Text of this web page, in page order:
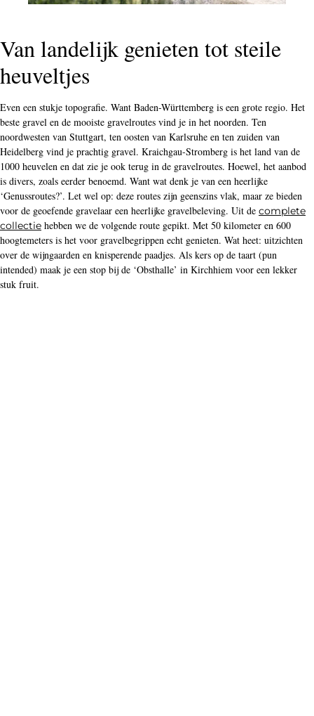
Van landelijk genieten tot steile
heuveltjes
Even een stukje topografie. Want Baden-Württemberg is een grote regio. Het
beste gravel en de mooiste gravelroutes vind je in het noorden. Ten
noordwesten van Stuttgart, ten oosten van Karlsruhe en ten zuiden van
Heidelberg vind je prachtig gravel. Kraichgau-Stromberg is het land van de
1000 heuvelen en dat zie je ook terug in de gravelroutes. Hoewel, het aanbod
is divers, zoals eerder benoemd. Want wat denk je van een heerlijke
‘Genussroutes?’. Let wel op: deze routes zijn geenszins vlak, maar ze bieden
voor de geoefende gravelaar een heerlijke gravelbeleving. Uit de complete
collectie hebben we de volgende route gepikt. Met 50 kilometer en 600
hoogtemeters is het voor gravelbegrippen echt genieten. Wat heet: uitzichten
over de wijngaarden en knisperende paadjes. Als kers op de taart (pun
intended) maak je een stop bij de ‘Obsthalle’ in Kirchhiem voor een lekker
stuk fruit.